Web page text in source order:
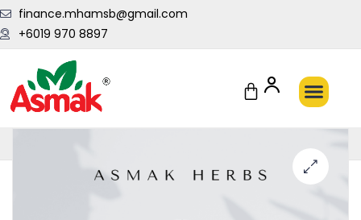
+6019 970 8897
finance.mhamsb@gmail.com